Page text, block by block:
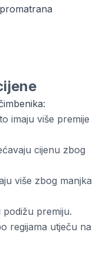
imaju više premije
cijenu zbog
više zbog manjka
podižu premiju.
regijama utječu na